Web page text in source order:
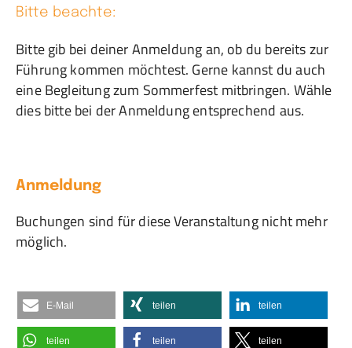
Bitte beachte:
Bitte gib bei deiner Anmeldung an, ob du bereits zur
Führung kommen möchtest. Gerne kannst du auch
eine Begleitung zum Sommerfest mitbringen. Wähle
dies bitte bei der Anmeldung entsprechend aus.
Anmeldung
Buchungen sind für diese Veranstaltung nicht mehr
möglich.
E-Mail teilen teilen
teilen teilen teilen